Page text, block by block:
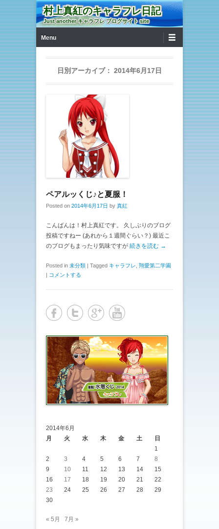
村上真紅のキャラフレ日記
Just another キャラフレ ブログサイト site
Menu
日別アーカイブ： 2014年6月17日
ペアルッくじ♪と夏服！
Posted on 2014年6月17日 by 真紅
こんばんは！村上真紅です。 久しぶりのブログ
投稿ですねー (あれから１週間ぐらい？) 最近こ
のブログもまったり気味ですが 続きを読む →
Posted in 未分類 | Tagged キャラフレ 翔愛第二学園
| コメントする
2014年6月
月
火 水 木 金 土
日
1
2
3 4 5 6 7
8
9
10 11 12 13 14
15
16
17 18 19 20 21
22
23
24 25 26 27 28
29
30
« 5月 7月 »